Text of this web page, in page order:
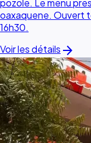
pozole. Le menu
oaxaquene. Ouvert
16h30.
Voir les détails arrow_forward